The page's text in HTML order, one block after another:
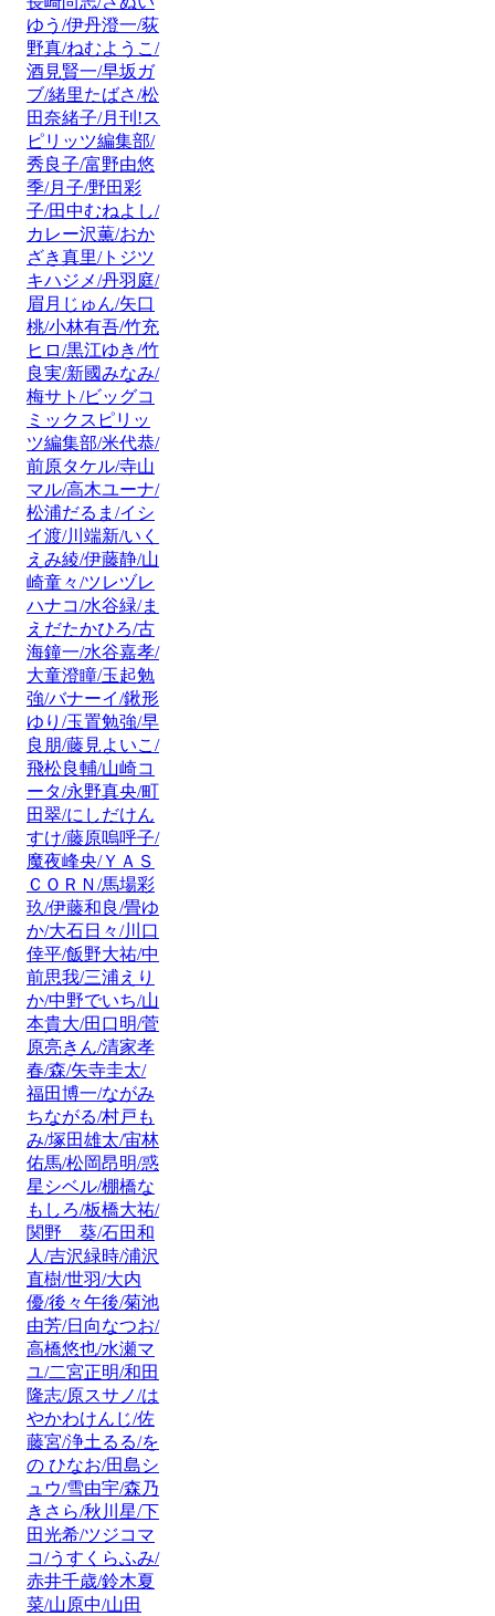
ゆう/伊丹澄一/荻
野真/ねむようこ/
酒見賢一/早坂ガ
ブ/緒里たばさ/松
田奈緒子/月刊!ス
ピリッツ編集部/
秀良子/富野由悠
季/月子/野田彩
子/田中むねよし/
カレー沢薫/おか
ざき真里/トジツ
キハジメ/丹羽庭/
眉月じゅん/矢口
桃/小林有吾/竹充
ヒロ/黒江ゆき/竹
良実/新國みなみ/
梅サト/ビッグコ
ミックスピリッ
ツ編集部/米代恭/
前原タケル/寺山
マル/高木ユーナ/
松浦だるま/イシ
イ渡/川端新/いく
えみ綾/伊藤静/山
崎童々/ツレヅレ
ハナコ/水谷緑/ま
えだたかひろ/古
海鐘一/水谷嘉孝/
大童澄瞳/玉起勉
強/バナーイ/鍬形
ゆり/玉置勉強/早
良朋/藤見よいこ/
飛松良輔/山崎コ
ータ/永野真央/町
田翠/にしだけん
すけ/藤原嗚呼子/
魔夜峰央/ＹＡＳ
ＣＯＲＮ/馬場彩
玖/伊藤和良/畳ゆ
か/大石日々/川口
倖平/飯野大祐/中
前思我/三浦えり
か/中野でいち/山
本貴大/田口明/菅
原亮きん/清家孝
春/森/矢寺圭太/
福田博一/ながみ
ちながる/村戸も
み/塚田雄太/宙林
佑馬/松岡昂明/惑
星シベル/棚橋な
もしろ/板橋大祐/
関野 葵/石田和
人/吉沢緑時/浦沢
直樹/世羽/大内
優/後々午後/菊池
由芳/日向なつお/
高橋悠也/水瀬マ
ユ/二宮正明/和田
隆志/原スサノ/は
やかわけんじ/佐
藤宮/浄土るる/を
の ひなお/田島シ
ュウ/雪由宇/森乃
きさら/秋川星/下
田光希/ツジコマ
コ/うすくらふみ/
赤井千歳/鈴木夏
菜/山原中/山田